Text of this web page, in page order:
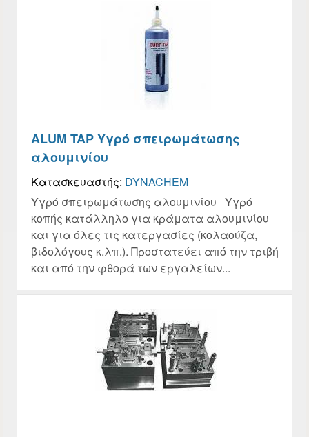
ALUM TAP Υγρό σπειρωμάτωσης
αλουμινίου
Κατασκευαστής: DYNACHEM
Υγρό σπειρωμάτωσης αλουμινίου Υγρό
κοπής κατάλληλο για κράματα αλουμινίου
και για όλες τις κατεργασίες (κολαούζα,
βιδολόγους κ.λπ.). Προστατεύει από την τριβή
και από την φθορά των εργαλείων...